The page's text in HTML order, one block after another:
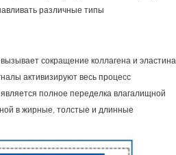
различные типы
сокращение коллагена и эластина
активизируют весь процесс
полное переделка влагалищной
в жирные, толстые и длинные